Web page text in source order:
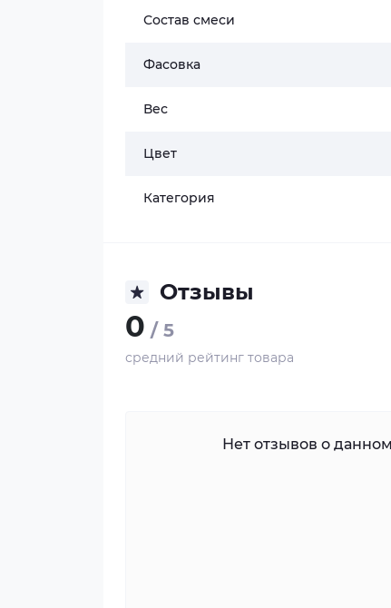
Состав смеси
Фасовка
Вес
Цвет
Категория
Отзывы
0 / 5
средний рейтинг товара
Нет отзывов о